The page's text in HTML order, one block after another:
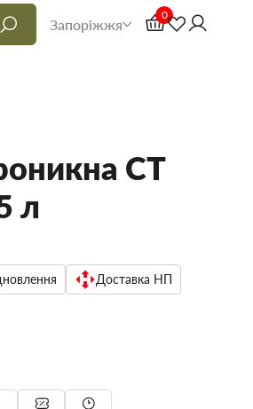
Запоріжжя
0
CT
л
Доставка НП